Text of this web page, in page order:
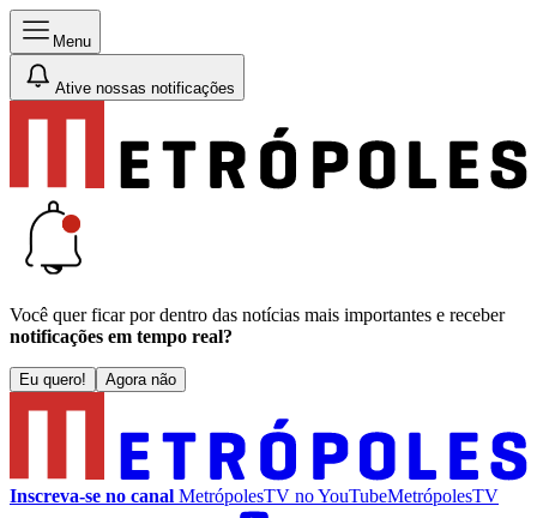
Menu
Ative nossas notificações
Você quer ficar por dentro das notícias mais importantes e receber
notificações em tempo real?
Eu quero! Agora não
Inscreva-se no canal MetrópolesTV noYouTubeMetrópolesTV